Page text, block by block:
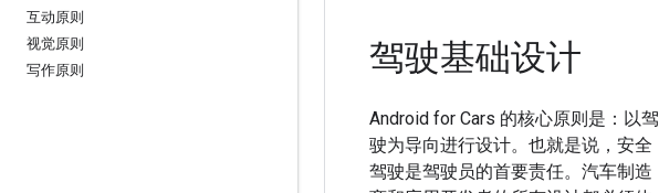
互动原则
视觉原则
写作原则
驾驶基础设计
Android for Cars 的核心原则是：以驾
驶为导向进行设计。也就是说，安全
驾驶是驾驶员的首要责任。汽车制造